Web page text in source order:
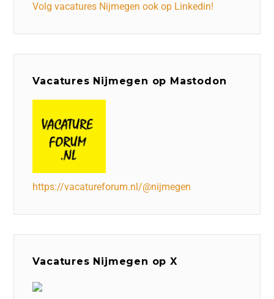
Volg vacatures Nijmegen ook op Linkedin!
Vacatures Nijmegen op Mastodon
https://vacatureforum.nl/@nijmegen
Vacatures Nijmegen op X